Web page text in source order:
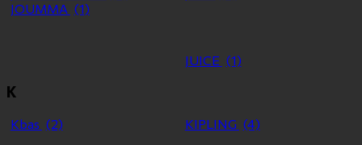
JOUMMA (1)
JUICE (1)
K
Kbas (2) KIPLING (4)